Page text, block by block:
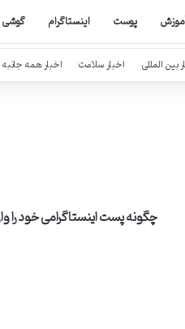
پوست اینستاگرام گوشی
بین المللی اخبار سلامت اخبار همه جانبه
چگونه پست اینستاگرامی خود را